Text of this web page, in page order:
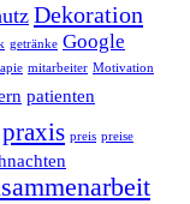
Dekoration
getränke Google
mitarbeiter Motivation
patienten
praxis preis preise